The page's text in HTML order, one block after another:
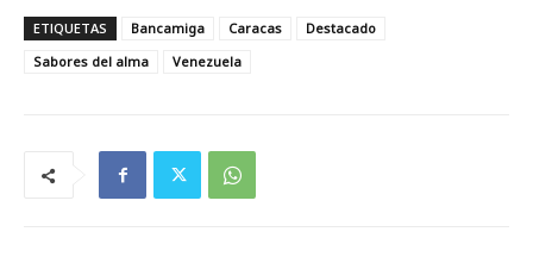
ETIQUETAS Bancamiga Caracas
Destacado
Sabores del alma
Venezuela